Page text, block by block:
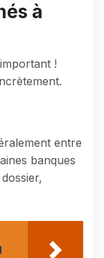
à
!
entre
banques